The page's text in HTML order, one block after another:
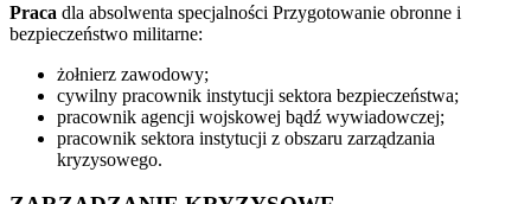
Praca dla absolwenta specjalności Przygotowanie obronne i
bezpieczeństwo militarne:
żołnierz zawodowy;
cywilny pracownik instytucji sektora bezpieczeństwa;
pracownik agencji wojskowej bądź wywiadowczej;
pracownik sektora instytucji z obszaru zarządzania
kryzysowego.